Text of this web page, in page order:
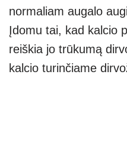
normaliam augalo
Įdomu tai, kad kalcio
reiškia jo trūkumą
kalcio turinčiame